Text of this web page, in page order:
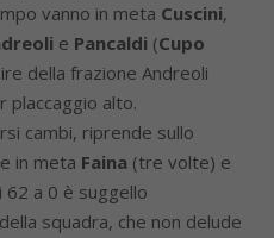
vanno in meta Cuscini,
e Pancaldi (Cupo
della frazione Andreoli
placcaggio alto.
cambi, riprende sullo
in meta Faina (tre volte) e
62 a 0 è suggello
squadra, che non delude